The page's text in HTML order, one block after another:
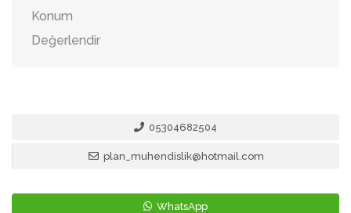
Konum
Değerlendir
05304682504
plan_muhendislik@hotmail.com
WhatsApp